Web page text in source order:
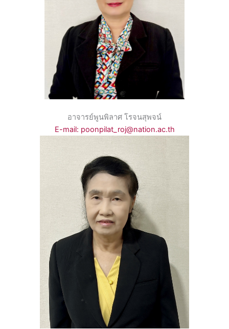
อาจารย์พูนพิลาศ โรจนสุพจน์
E-mail: poonpilat_roj@nation.ac.th